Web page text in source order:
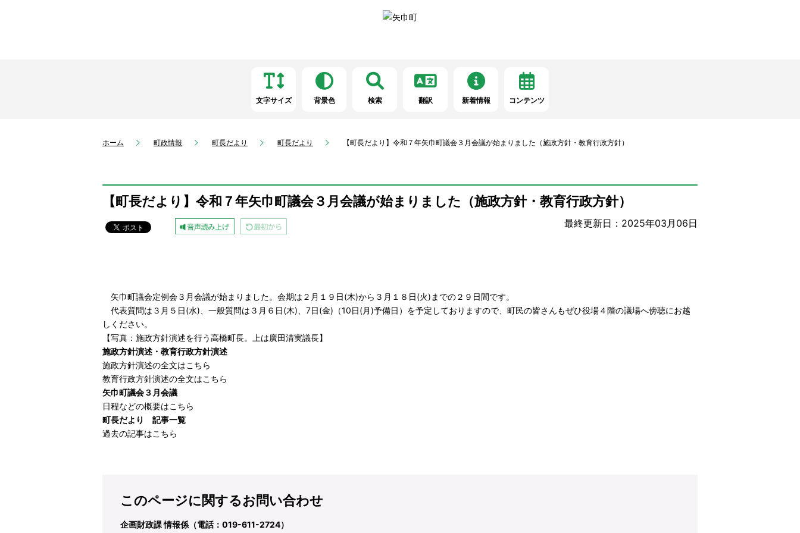
文字サイズ 背景色 検索 翻訳 新着情報 コンテンツ
ホーム 町政情報 町長だより 町長だより 【町長だより】令和７年矢巾町議会３月会議が始まりました（施政方針・教育行政方針）
【町長だより】令和７年矢巾町議会３月会議が始まりました（施政方針・教育行政方針）
最終更新日：2025年03月06日
矢巾町議会定例会３月会議が始まりました。会期は２月１９日(木)から３月１８日(火)までの２９日間です。
代表質問は３月５日(水)、一般質問は３月６日(木)、7日(金)（10日(月)予備日）を予定しておりますので、町民の皆さんもぜひ役場４階の議場へ傍聴にお越
しください。
【写真：施政方針演述を行う高橋町長。上は廣田清実議長】
施政方針演述・教育行政方針演述
施政方針演述の全文はこちら
教育行政方針演述の全文はこちら
矢巾町議会３月会議
日程などの概要はこちら
町長だより 記事一覧
過去の記事はこちら
このページに関するお問い合わせ
企画財政課 情報係（電話：019-611-2724）